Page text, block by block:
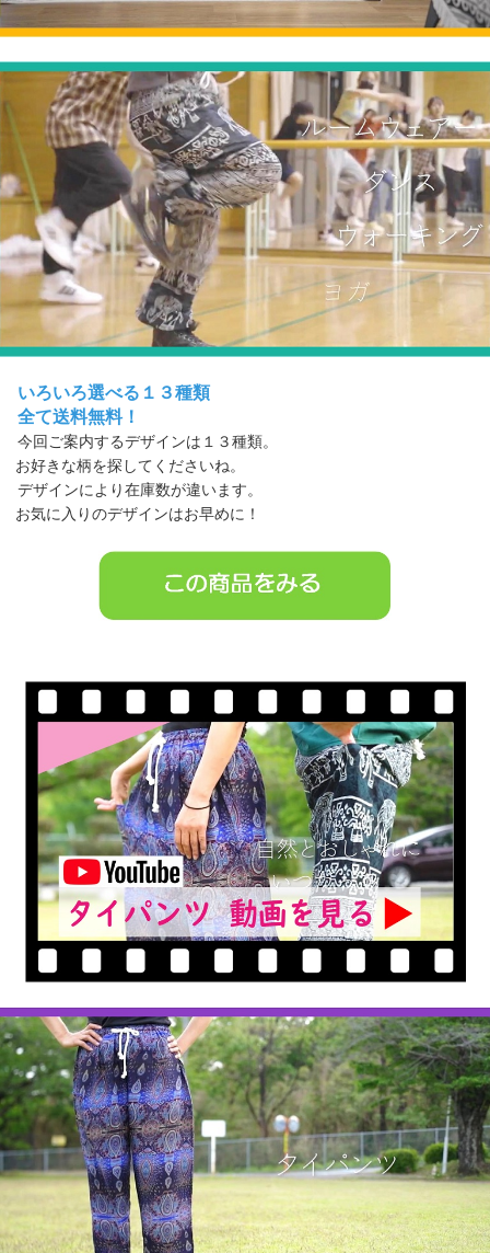
いろいろ選べる１３種類
全て送料無料！
今回ご案内するデザインは１３種類。
お好きな柄を探してくださいね。
デザインにより在庫数が違います。
お気に入りのデザインはお早めに！